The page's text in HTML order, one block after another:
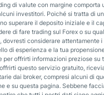
di valute con margine comporta
investitori. Poiché si tratta di
superare il deposito iniziale e il
di fare trading sul Forex o su
dovresti considerare attentamente
di esperienza e la tua
per offrirti informazioni preziose su
questo servizio gratuito,
dai broker, compresi alcuni di
e su questa pagina. Sebbene